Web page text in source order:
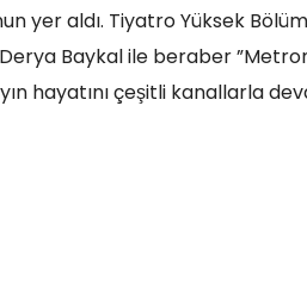
yer aldı. Tiyatro Yüksek
Baykal ile beraber
hayatını çeşitli kanallarla